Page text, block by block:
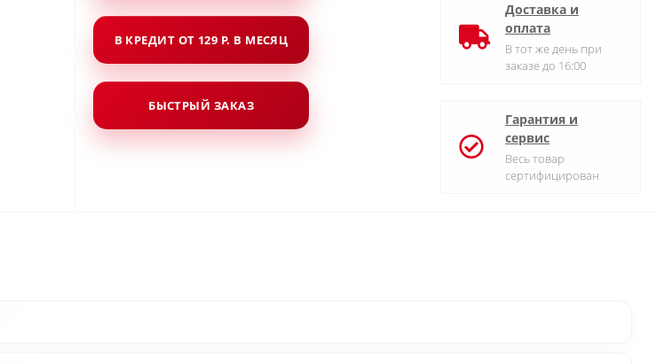
В КРЕДИТ ОТ 129 Р. В МЕСЯЦ
БЫСТРЫЙ ЗАКАЗ
Доставка и
оплата
В тот же день при
заказе до 16:00
Гарантия и
сервис
Весь товар
сертифицирован